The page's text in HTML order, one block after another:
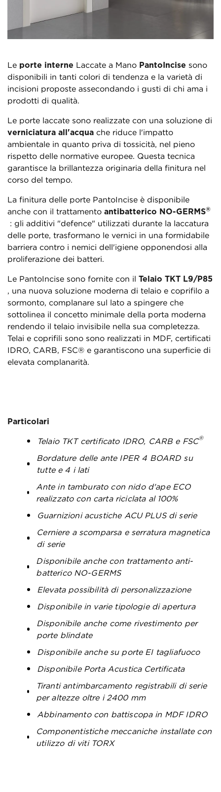
Le porte interne Laccate a Mano PantoIncise sono
disponibili in tanti colori di tendenza e la varietà di
incisioni proposte assecondando i gusti di chi ama i
prodotti di qualità.
Le porte laccate sono realizzate con una soluzione di
verniciatura all'acqua che riduce l'impatto
ambientale in quanto priva di tossicità, nel pieno
rispetto delle normative europee. Questa tecnica
garantisce la brillantezza originaria della finitura nel
corso del tempo.
La finitura delle porte PantoIncise è disponibile
anche con il trattamento antibatterico NO-GERMS®
: gli additivi "defence" utilizzati durante la laccatura
delle porte, trasformano le vernici in una formidabile
barriera contro i nemici dell'igiene opponendosi alla
proliferazione dei batteri.
Le PantoIncise sono fornite con il Telaio TKT L9/P85
, una nuova soluzione moderna di telaio e coprifilo a
sormonto, complanare sul lato a spingere che
sottolinea il concetto minimale della porta moderna
rendendo il telaio invisibile nella sua completezza.
Telai e coprifili sono sono realizzati in MDF, certificati
IDRO, CARB, FSC® e garantiscono una superficie di
elevata complanarità.
Particolari
Telaio TKT certificato IDRO, CARB e FSC®
Bordature delle ante IPER 4 BOARD su
tutte e 4 i lati
Ante in tamburato con nido d'ape ECO
realizzato con carta riciclata al 100%
Guarnizioni acustiche ACU PLUS di serie
Cerniere a scomparsa e serratura magnetica
di serie
Disponibile anche con trattamento anti-
batterico NO-GERMS
Elevata possibilità di personalizzazione
Disponibile in varie tipologie di apertura
Disponibile anche come rivestimento per
porte blindate
Disponibile anche su porte EI tagliafuoco
Disponibile Porta Acustica Certificata
Tiranti antimbarcamento registrabili di serie
per altezze oltre i 2400 mm
Abbinamento con battiscopa in MDF IDRO
Componentistiche meccaniche installate con
utilizzo di viti TORX